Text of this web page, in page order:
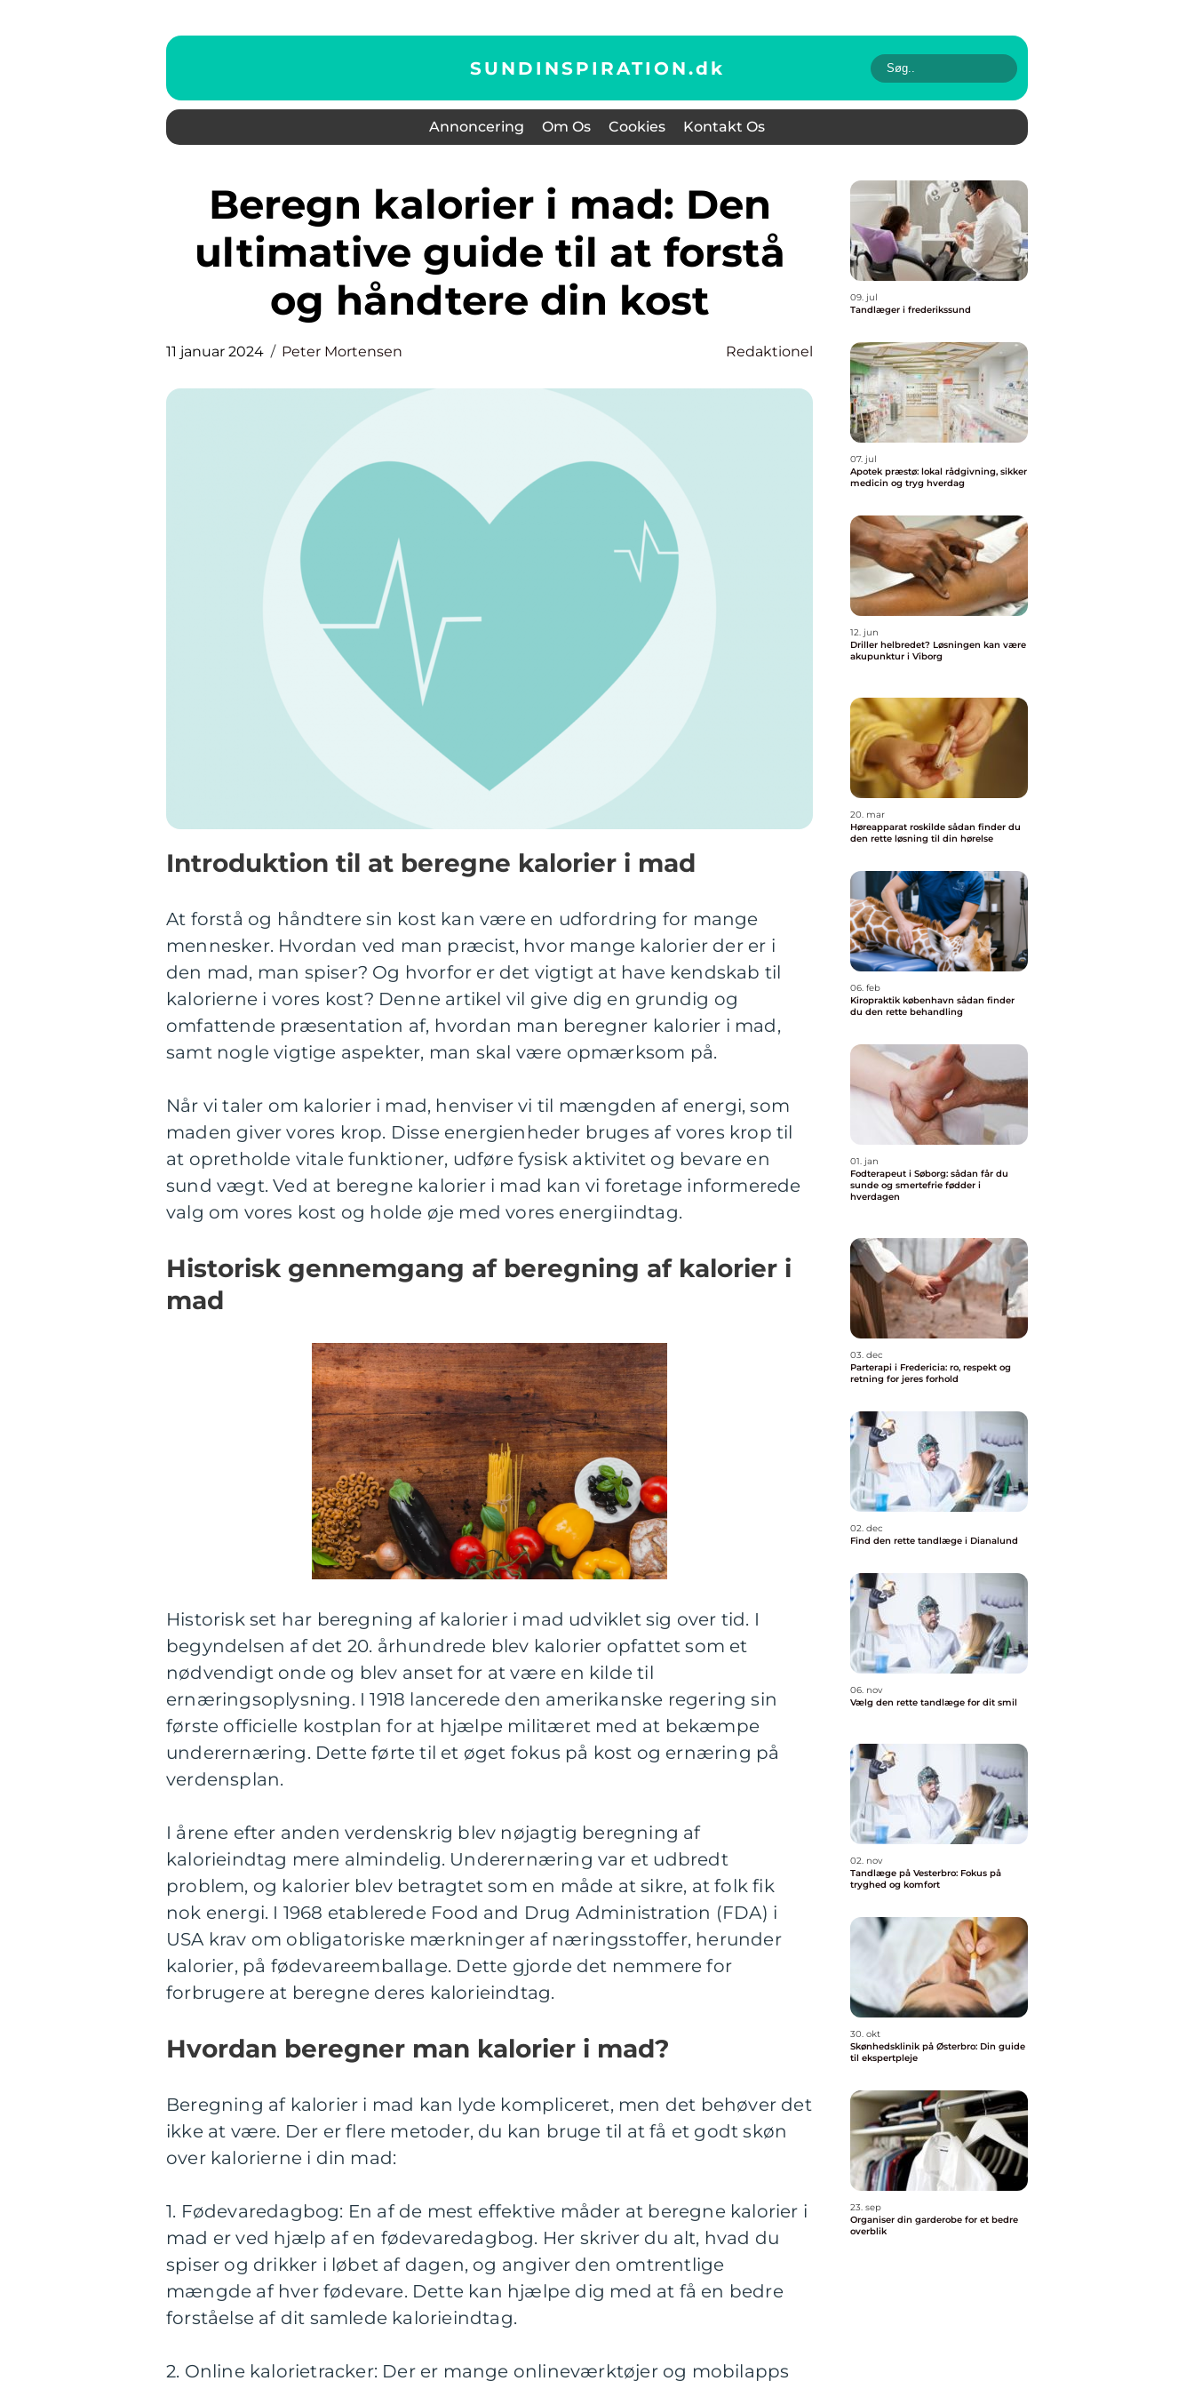
SUNDINSPIRATION.dk
Annoncering Om Os Cookies Kontakt Os
Beregn kalorier i mad: Den
ultimative guide til at forstå
og håndtere din kost
11 januar 2024 Peter Mortensen Redaktionel
Introduktion til at beregne kalorier i mad
At forstå og håndtere sin kost kan være en udfordring for mange
mennesker. Hvordan ved man præcist, hvor mange kalorier der er i
den mad, man spiser? Og hvorfor er det vigtigt at have kendskab til
kalorierne i vores kost? Denne artikel vil give dig en grundig og
omfattende præsentation af, hvordan man beregner kalorier i mad,
samt nogle vigtige aspekter, man skal være opmærksom på.
Når vi taler om kalorier i mad, henviser vi til mængden af energi, som
maden giver vores krop. Disse energienheder bruges af vores krop til
at opretholde vitale funktioner, udføre fysisk aktivitet og bevare en
sund vægt. Ved at beregne kalorier i mad kan vi foretage informerede
valg om vores kost og holde øje med vores energiindtag.
Historisk gennemgang af beregning af kalorier i
mad
Historisk set har beregning af kalorier i mad udviklet sig over tid. I
begyndelsen af det 20. århundrede blev kalorier opfattet som et
nødvendigt onde og blev anset for at være en kilde til
ernæringsoplysning. I 1918 lancerede den amerikanske regering sin
første officielle kostplan for at hjælpe militæret med at bekæmpe
underernæring. Dette førte til et øget fokus på kost og ernæring på
verdensplan.
I årene efter anden verdenskrig blev nøjagtig beregning af
kalorieindtag mere almindelig. Underernæring var et udbredt
problem, og kalorier blev betragtet som en måde at sikre, at folk fik
nok energi. I 1968 etablerede Food and Drug Administration (FDA) i
USA krav om obligatoriske mærkninger af næringsstoffer, herunder
kalorier, på fødevareemballage. Dette gjorde det nemmere for
forbrugere at beregne deres kalorieindtag.
Hvordan beregner man kalorier i mad?
Beregning af kalorier i mad kan lyde kompliceret, men det behøver det
ikke at være. Der er flere metoder, du kan bruge til at få et godt skøn
over kalorierne i din mad:
1. Fødevaredagbog: En af de mest effektive måder at beregne kalorier i
mad er ved hjælp af en fødevaredagbog. Her skriver du alt, hvad du
spiser og drikker i løbet af dagen, og angiver den omtrentlige
mængde af hver fødevare. Dette kan hjælpe dig med at få en bedre
forståelse af dit samlede kalorieindtag.
2. Online kalorietracker: Der er mange onlineværktøjer og mobilapps
09. jul
Tandlæger i frederikssund
07. jul
Apotek præstø: lokal rådgivning, sikker
medicin og tryg hverdag
12. jun
Driller helbredet? Løsningen kan være
akupunktur i Viborg
20. mar
Høreapparat roskilde sådan finder du
den rette løsning til din hørelse
06. feb
Kiropraktik københavn sådan finder
du den rette behandling
01. jan
Fodterapeut i Søborg: sådan får du
sunde og smertefrie fødder i
hverdagen
03. dec
Parterapi i Fredericia: ro, respekt og
retning for jeres forhold
02. dec
Find den rette tandlæge i Dianalund
06. nov
Vælg den rette tandlæge for dit smil
02. nov
Tandlæge på Vesterbro: Fokus på
tryghed og komfort
30. okt
Skønhedsklinik på Østerbro: Din guide
til ekspertpleje
23. sep
Organiser din garderobe for et bedre
overblik